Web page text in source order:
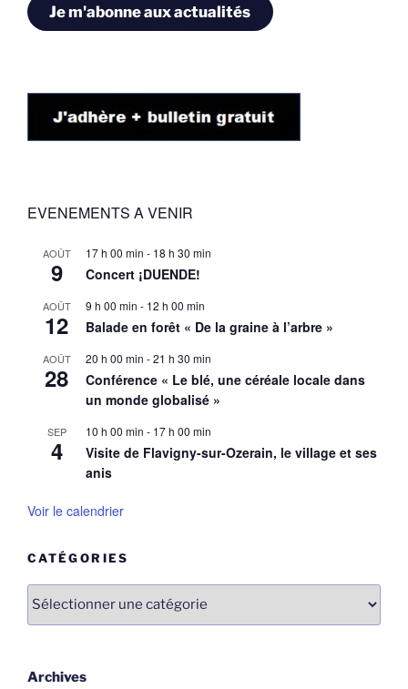
Je m'abonne aux actualités
EVENEMENTS A VENIR
AOÛT
9
17 h 00 min - 18 h 30 min
Concert ¡DUENDE!
AOÛT
12
9 h 00 min - 12 h 00 min
Balade en forêt « De la graine à l’arbre »
AOÛT
28
20 h 00 min -21 h 30 min
Conférence « Le blé, une céréale locale dans
un monde globalisé »
SEP
4
10 h 00 min - 17 h 00 min
Visite de Flavigny-sur-Ozerain, le village et ses
anis
Voir le calendrier
CATÉGORIES
Catégories
Archives